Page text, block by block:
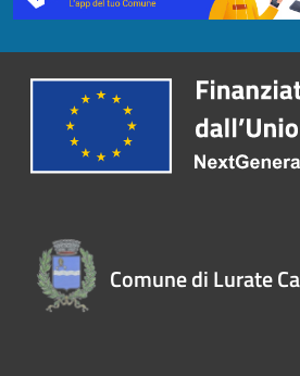
Comune di Lurate